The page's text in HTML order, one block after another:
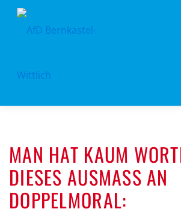
Zum
KONTAKT MITGLIED WERDEN
IMPRESSUM
MAN HAT KAUM
DIESES AUSMASS AN D
OPPELMORAL: